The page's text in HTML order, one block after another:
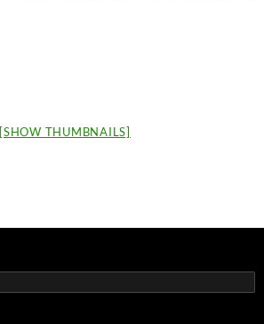
[SHOW THUMBNAILS]